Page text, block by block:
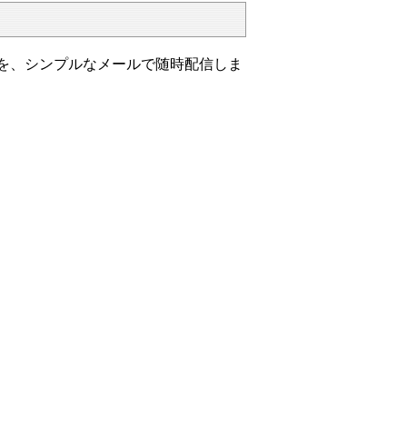
シンプルなメールで随時配信しま